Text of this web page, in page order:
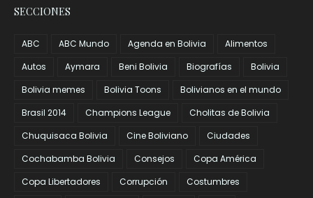
SECCIONES
ABC ABC Mundo Agenda en Bolivia
Alimentos
Autos
Aymara Beni Bolivia Biografías
Bolivia
Bolivia memes
Bolivia Toons
Bolivianos en el mundo
Brasil 2014
Champions League
Cholitas de Bolivia
Chuquisaca Bolivia
Cine Boliviano
Ciudades
Cochabamba Bolivia
Consejos
Copa América
Copa Libertadores
Corrupción
Costumbres